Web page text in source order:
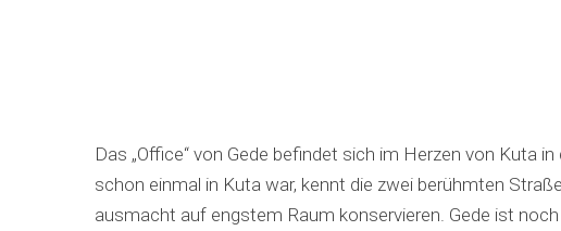
Das „Office“ von Gede befindet sich im Herzen von Kuta
schon einmal in Kuta war, kennt die zwei berühmten
ausmacht auf engstem Raum konservieren. Gede ist